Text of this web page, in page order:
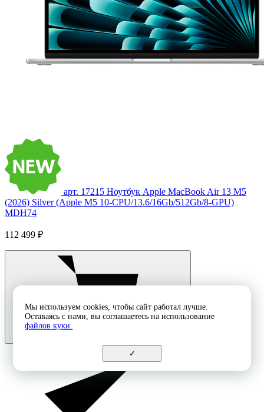
арт. 17215 Ноутбук Apple MacBook Air 13 M5
(2026) Silver (Apple M5 10-CPU/13.6/16Gb/512Gb/8-GPU)
MDH74
112 499 ₽
Мы используем cookies, чтобы сайт работал лучше.
Оставаясь с нами, вы соглашаетесь на использование
файлов куки.
✓